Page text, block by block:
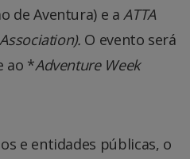
de Aventura) e aATTA
O evento será
ao *Adventure Week
e entidades públicas, o